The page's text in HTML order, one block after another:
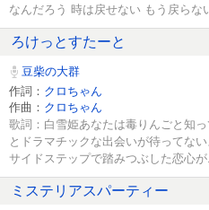
なんだろう 時は戻せない もう戻らな
ろけっとすたーと
豆柴の大群
作詞： クロちゃん
作曲： クロちゃん
歌詞：白雪姫あなたは毒りんごと知
とドラマチックな出会いが待ってな
サイドステップで踏みつぶした恋心が
ミステリアスパーティー